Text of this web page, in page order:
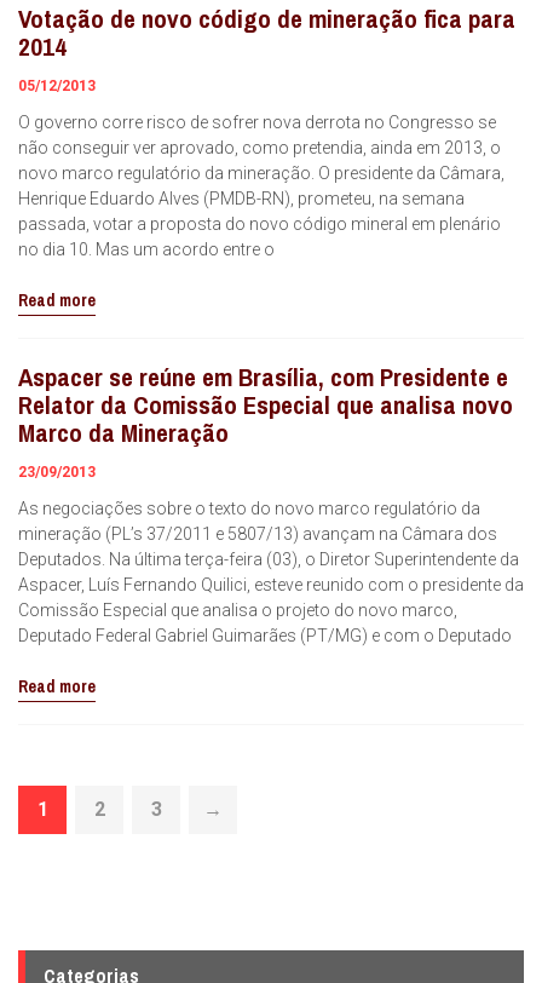
Votação de novo código de mineração fica para
2014
05/12/2013
O governo corre risco de sofrer nova derrota no Congresso se
não conseguir ver aprovado, como pretendia, ainda em 2013, o
novo marco regulatório da mineração. O presidente da Câmara,
Henrique Eduardo Alves (PMDB-RN), prometeu, na semana
passada, votar a proposta do novo código mineral em plenário
no dia 10. Mas um acordo entre o
Read more
Aspacer se reúne em Brasília, com Presidente e
Relator da Comissão Especial que analisa novo
Marco da Mineração
23/09/2013
As negociações sobre o texto do novo marco regulatório da
mineração (PL’s 37/2011 e 5807/13) avançam na Câmara dos
Deputados. Na última terça-feira (03), o Diretor Superintendente da
Aspacer, Luís Fernando Quilici, esteve reunido com o presidente da
Comissão Especial que analisa o projeto do novo marco,
Deputado Federal Gabriel Guimarães (PT/MG) e com o Deputado
Read more
1 2 3 →
Categorias